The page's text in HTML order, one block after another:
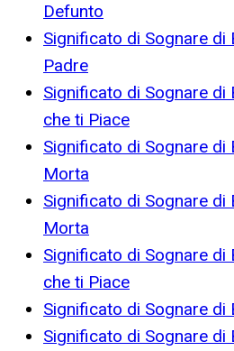
Defunto
Significato di Sognare di
Padre
Significato di Sognare di
che ti Piace
Significato di Sognare di
Morta
Significato di Sognare di
Morta
Significato di Sognare di
che ti Piace
Significato di Sognare di
Significato di Sognare di